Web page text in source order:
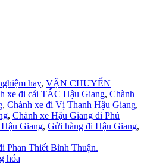
hay, VẬN CHUYỂN
xe đi cái TẮC Hậu Giang, Chành
, Chành xe đi Vị Thanh Hậu Giang,
, Chành xe Hậu Giang đi Phú
Giang, Gửi hàng đi Hậu Giang,
Phan Thiết Bình Thuận.
hóa